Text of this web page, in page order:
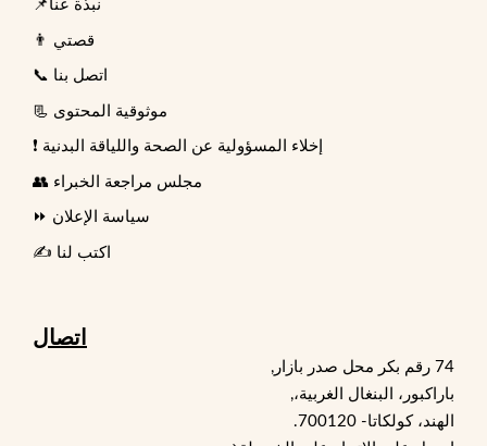
📌نبذة عنا
👨 قصتي
📞 اتصل بنا
📃 موثوقية المحتوى
❗ إخلاء المسؤولية عن الصحة واللياقة البدنية
👥 مجلس مراجعة الخبراء
⏩ سياسة الإعلان
✍️ اكتب لنا
اتصال
74 رقم بكر محل صدر بازار,
باراكبور، البنغال الغربية،,
الهند، كولكاتا- 700120.